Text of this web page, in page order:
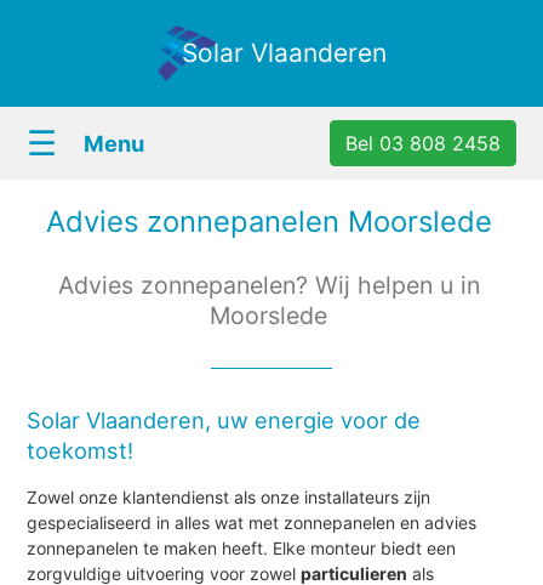
Solar Vlaanderen
☰ Menu Bel 03 808 2458
Advies zonnepanelen Moorslede
Advies zonnepanelen? Wij helpen u in
Moorslede
Solar Vlaanderen, uw energie voor de
toekomst!
Zowel onze klantendienst als onze installateurs zijn
gespecialiseerd in alles wat met zonnepanelen en advies
zonnepanelen te maken heeft. Elke monteur biedt een
zorgvuldige uitvoering voor zowelparticulieren als